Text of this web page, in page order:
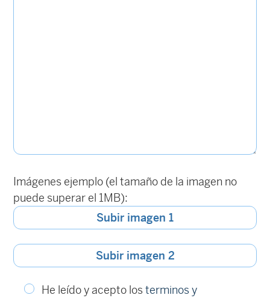
Imágenes ejemplo (el tamaño de la imagen no
puede superar el 1MB):
Subir imagen 1
Subir imagen 2
He leído y acepto losterminos y